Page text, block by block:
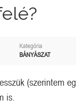
Kategória
BÁNYÁSZAT
(szerintem
is.